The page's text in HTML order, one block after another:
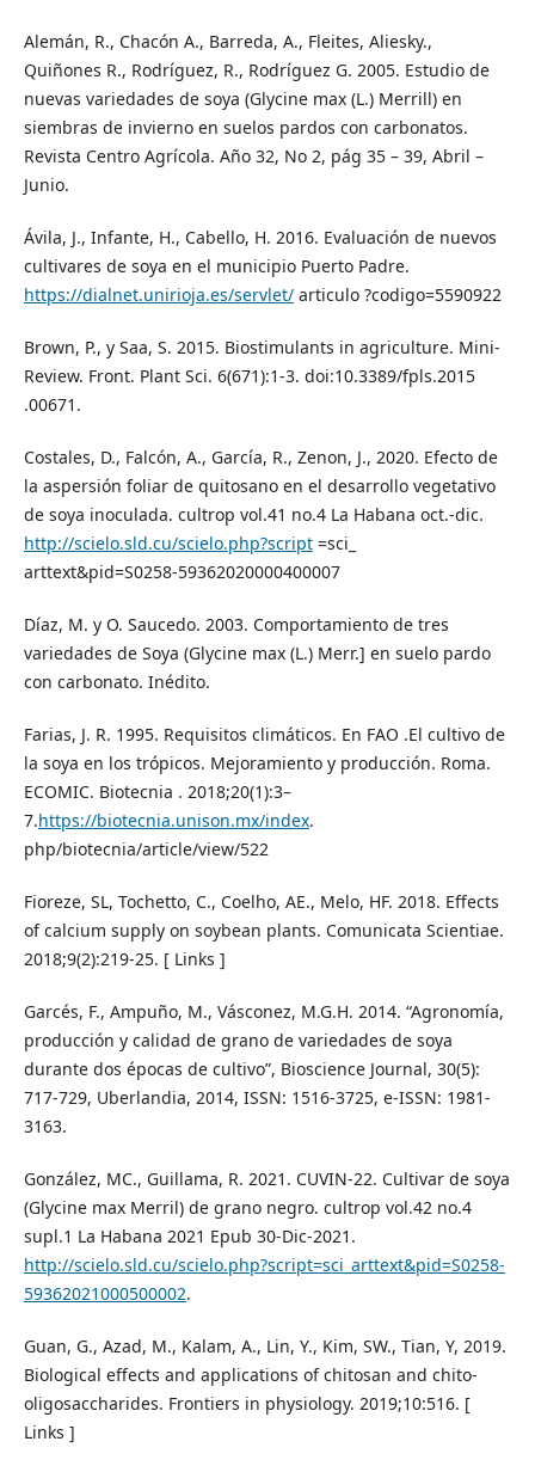
Alemán, R., Chacón A., Barreda, A., Fleites, Aliesky.,
Quiñones R., Rodríguez, R., Rodríguez G. 2005. Estudio de
nuevas variedades de soya (Glycine max (L.) Merrill) en
siembras de invierno en suelos pardos con carbonatos.
Revista Centro Agrícola. Año 32, No 2, pág 35 – 39, Abril –
Junio.
Ávila, J., Infante, H., Cabello, H. 2016. Evaluación de nuevos
cultivares de soya en el municipio Puerto Padre.
https://dialnet.unirioja.es/servlet/articulo ?codigo=5590922
Brown, P., y Saa, S. 2015. Biostimulants in agriculture. Mini-
Review. Front. Plant Sci. 6(671):1-3. doi:10.3389/fpls.2015
.00671.
Costales, D., Falcón, A., García, R., Zenon, J., 2020. Efecto de
la aspersión foliar de quitosano en el desarrollo vegetativo
de soya inoculada. cultrop vol.41 no.4 La Habana oct.-dic.
http://scielo.sld.cu/scielo.php?script=sci_
arttext&pid=S0258-59362020000400007
Díaz, M. y O. Saucedo. 2003. Comportamiento de tres
variedades de Soya (Glycine max (L.) Merr.] en suelo pardo
con carbonato. Inédito.
Farias, J. R. 1995. Requisitos climáticos. En FAO .El cultivo de
la soya en los trópicos. Mejoramiento y producción. Roma.
ECOMIC. Biotecnia . 2018;20(1):3–
7.https://biotecnia.unison.mx/index.
php/biotecnia/article/view/522
Fioreze, SL, Tochetto, C., Coelho, AE., Melo, HF. 2018. Effects
of calcium supply on soybean plants. Comunicata Scientiae.
2018;9(2):219-25. [ Links ]
Garcés, F., Ampuño, M., Vásconez, M.G.H. 2014. “Agronomía,
producción y calidad de grano de variedades de soya
durante dos épocas de cultivo”, Bioscience Journal, 30(5):
717-729, Uberlandia, 2014, ISSN: 1516-3725, e-ISSN: 1981-
3163.
González, MC., Guillama, R. 2021. CUVIN-22. Cultivar de soya
(Glycine max Merril) de grano negro. cultrop vol.42 no.4
supl.1 La Habana 2021 Epub 30-Dic-2021.
http://scielo.sld.cu/scielo.php?script=sci_arttext&pid=S0258-
59362021000500002.
Guan, G., Azad, M., Kalam, A., Lin, Y., Kim, SW., Tian, Y, 2019.
Biological effects and applications of chitosan and chito-
oligosaccharides. Frontiers in physiology. 2019;10:516. [
Links ]